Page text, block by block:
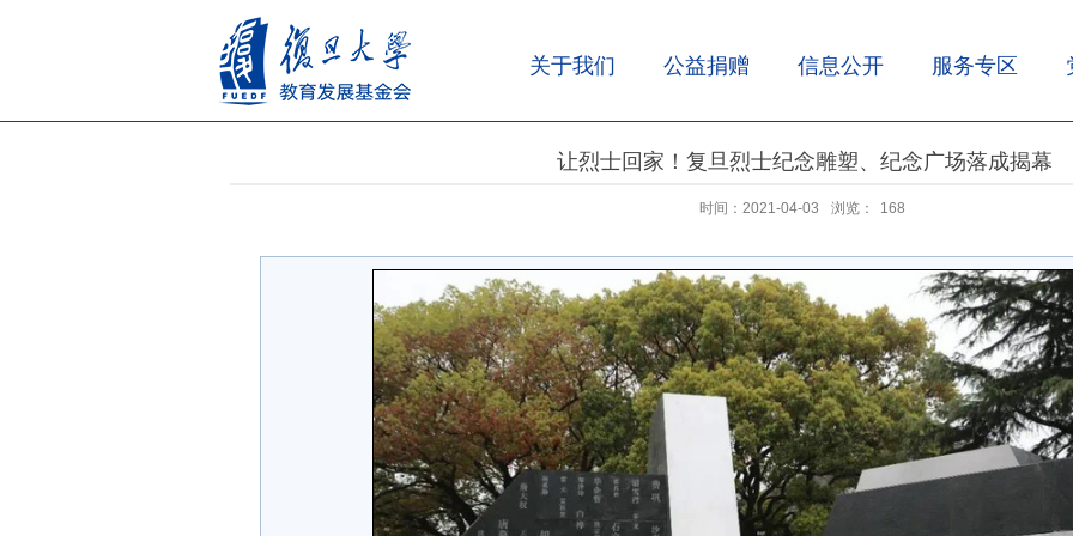
关于我们 公益捐赠 信息公开 服务专区
让烈士回家！复旦烈士纪念雕塑、纪念广场落成揭幕
时间：2021-04-03 浏览： 168